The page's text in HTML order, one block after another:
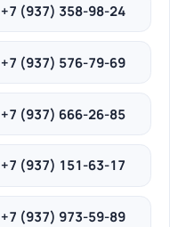
+7 (937) 358-98-24
+7 (937) 576-79-69
+7 (937) 666-26-85
+7 (937) 151-63-17
+7 (937) 973-59-89